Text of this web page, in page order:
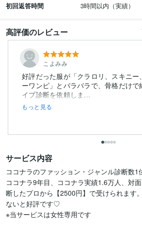
初回返答時間
3時間以内（実績）
高評価のレビュー
こよみみ
好評だった服が「クラロリ、スキニー
ーワンピ」とバラバラで、骨格だけで
イプ診断を依頼しま...
もっと見る
サービス内容
ココナラのファッション・ジャンル診断数1
ココナラ9年目、ココナラ実績1.6万人、対
断したプロから【2500円】で受けられます
ないと好評です♡
※当サービスは女性専用です